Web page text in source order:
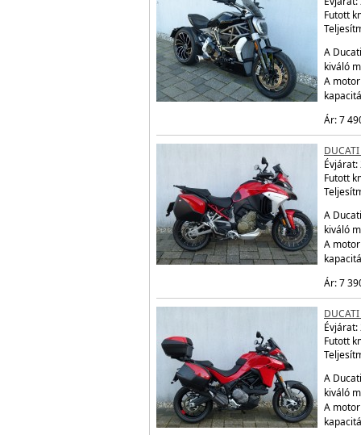
Futott
A
kiváló
A
Ár: 7
Évjárat:
Futott
A
kiváló
A
Ár: 7
Évjárat:
Futott
A
kiváló
A